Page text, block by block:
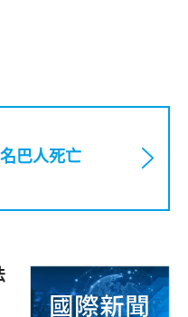
巴人死亡